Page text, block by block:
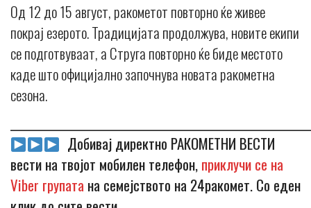
Од 12 до 15 август, ракометот повторно ќе живее
покрај езерото. Традицијата продолжува, новите екипи
се подготвуваат, а Струга повторно ќе биде местото
каде што официјално започнува новата ракометна
сезона.
Добивај директно РАКОМЕТНИ ВЕСТИ
вести на твојот мобилен телефон,приклучи се на
Viber групата на семејството на 24ракомет. Со еден